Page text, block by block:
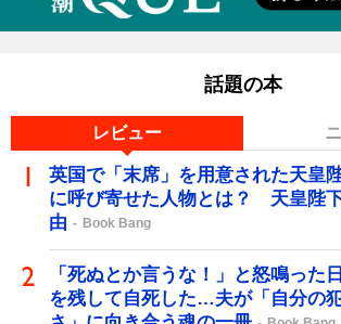
話題の本
レビュー
英国で「末席」を用意された天皇
に呼び寄せた人物とは？ 天皇陛
由
Book Bang
「死ぬとか言うな！」と怒鳴った
を残して自死した…夫が「自分の